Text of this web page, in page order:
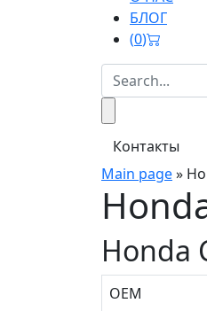
БЛОГ
(0)
Контакты
Main page»
Honda
OEM